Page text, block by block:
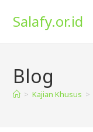
Salafy.or.id
Blog
> Kajian Khusus >